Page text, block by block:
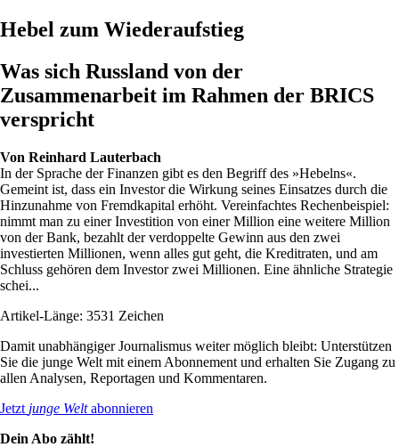
Hebel zum Wiederaufstieg
Was sich Russland von der
Zusammenarbeit im Rahmen der BRICS
verspricht
Von Reinhard Lauterbach
In der Sprache der Finanzen gibt es den Begriff des »Hebelns«.
Gemeint ist, dass ein Investor die Wirkung seines Einsatzes durch die
Hinzunahme von Fremdkapital erhöht. Vereinfachtes Rechenbeispiel:
nimmt man zu einer Investition von einer Million eine weitere Million
von der Bank, bezahlt der verdoppelte Gewinn aus den zwei
investierten Millionen, wenn alles gut geht, die Kreditraten, und am
Schluss gehören dem Investor zwei Millionen. Eine ähnliche Strategie
schei...
Artikel-Länge: 3531 Zeichen
Damit unabhängiger Journalismus weiter möglich bleibt: Unterstützen
Sie die junge Welt mit einem Abonnement und erhalten Sie Zugang zu
allen Analysen, Reportagen und Kommentaren.
Jetzt junge Weltabonnieren
Dein Abo zählt!